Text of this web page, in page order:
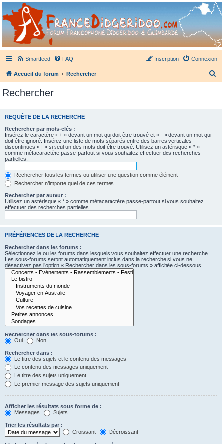
France Didgeridoo
Didgeridoo et Guimbarde sur France Didgeridoo - retrouvez la communauté.
Smartfeed FAQ Connexion
Inscription
Accueil du forum Rechercher
e
Rechercher
REQUÊTE DE LA RECHERCHE
Rechercher par mots-clés :
Insérez le caractère « + » devant un mot qui doit être trouvé et « - » devant un mot qui
doit être ignoré. Insérez une liste de mots séparés entre des barres verticales
discontinues « | » si seul un des mots doit être trouvé. Utilisez un astérisque « * »
comme métacaractère passe-partout si vous souhaitez effectuer des recherches
partielles.
Rechercher tous les termes ou utiliser une question comme élément
Rechercher n’importe quel de ces termes
Rechercher par auteur :
Utilisez un astérisque « * » comme métacaractère passe-partout si vous souhaitez
effectuer des recherches partielles.
PRÉFÉRENCES DE LA RECHERCHE
Rechercher dans les forums :
Sélectionnez le ou les forums dans lesquels vous souhaitez effectuer une recherche.
Les sous-forums seront automatiquement inclus dans la recherche si vous ne
désactivez pas l’option « Rechercher dans les sous-forums » affichée ci-dessous.
Rechercher dans les sous-forums :
Oui
Non
Rechercher dans :
Le titre des sujets et le contenu des messages
Le contenu des messages uniquement
Le titre des sujets uniquement
Le premier message des sujets uniquement
Afficher les résultats sous forme de :
Messages
Sujets
Trier les résultats par :
Croissant
Décroissant